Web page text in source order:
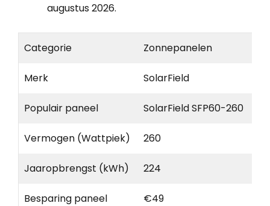
augustus 2026.
Categorie Zonnepanelen
Merk SolarField
Populair paneel SolarField SFP60-260
Vermogen (Wattpiek) 260
Jaaropbrengst (kWh) 224
Besparing paneel €49